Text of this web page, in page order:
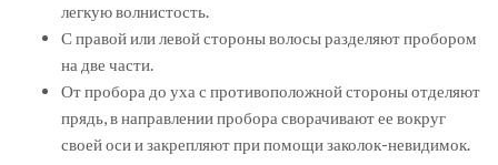
легкую волнистость.
С правой или левой стороны волосы разделяют пробором
на две части.
От пробора до уха с противоположной стороны отделяют
прядь, в направлении пробора сворачивают ее вокруг
своей оси и закрепляют при помощи заколок-невидимок.